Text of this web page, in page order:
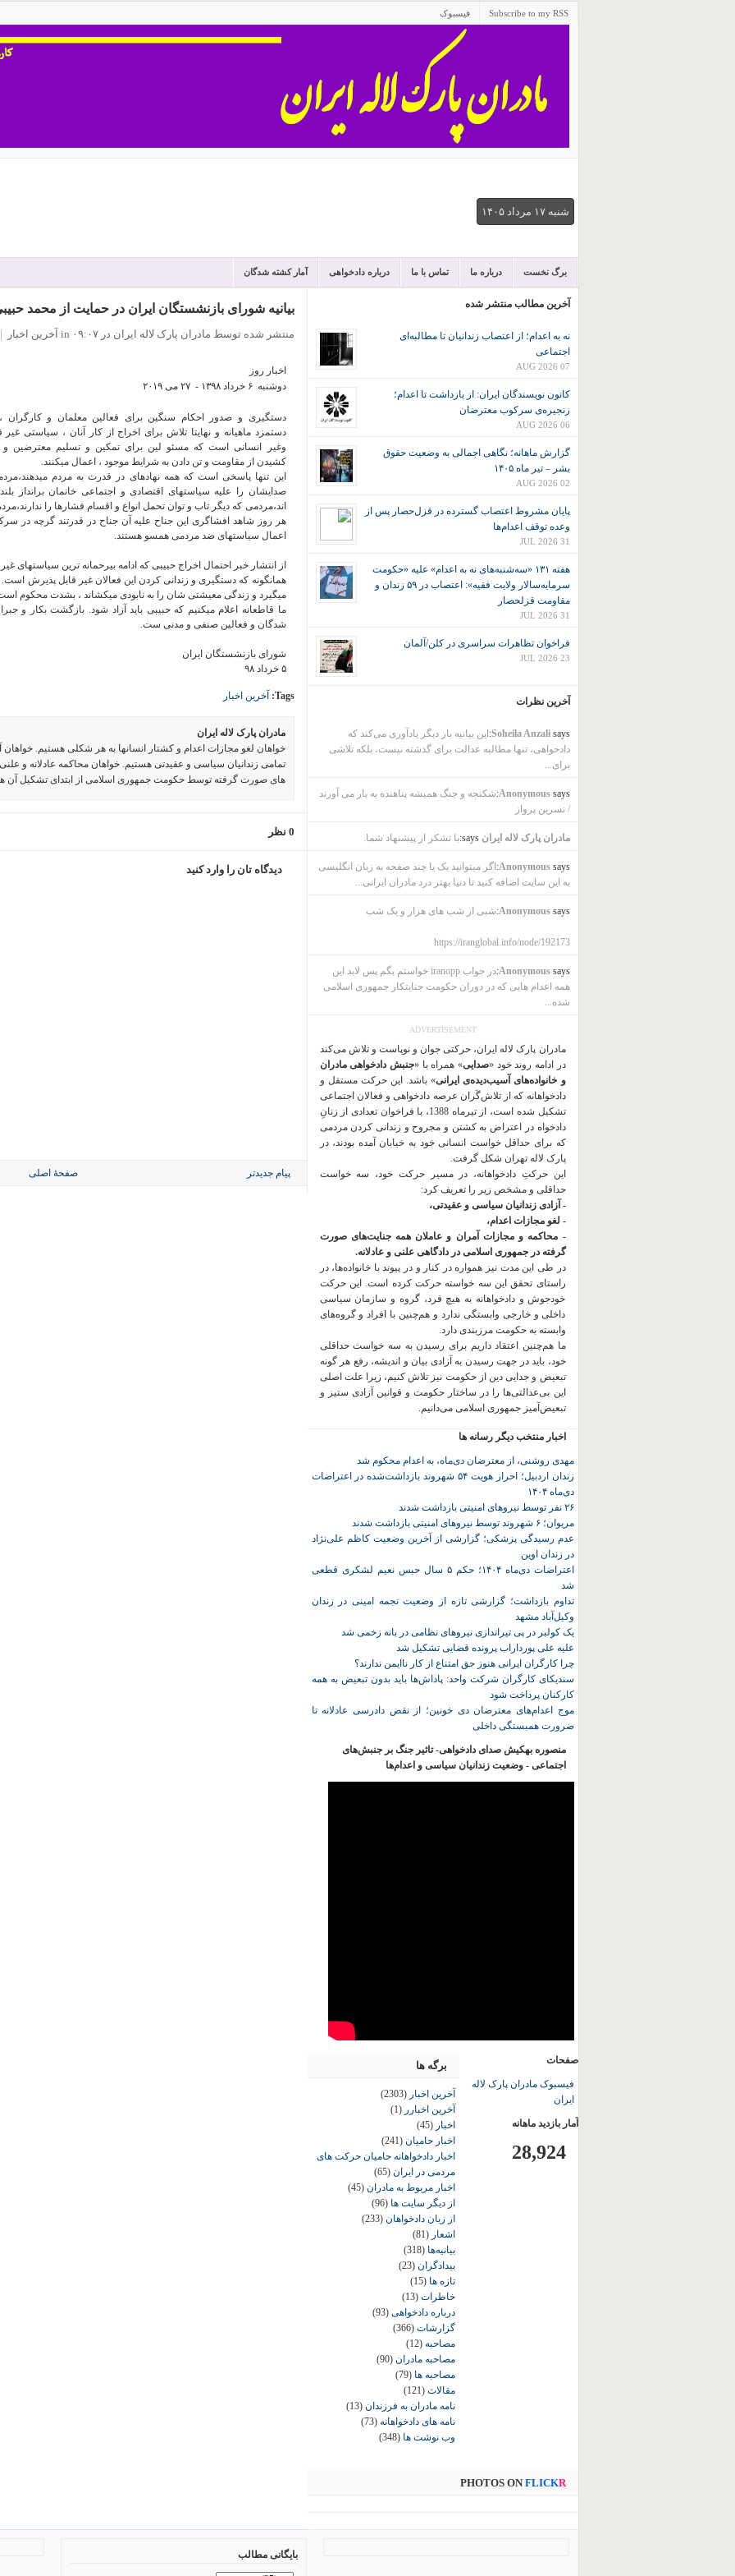
Subscribe to my RSS فیسبوک
شنبه ۱۷ مرداد ۱۴۰۵
برگ نخست درباره ما تماس با ما درباره دادخواهی آمار کشته شدگان
بیانیه شورای بازنشستگان ایران در حمایت از محمد
منتشر شده توسط مادران پارک لاله ایران در ۰۹:۰۷ in آخرین اخبار |
اخبار روز
دوشنبه ۶ خرداد ۱٣۹٨ - ۲۷ می ۲۰۱۹
دستگیری و صدور احکام سنگین برای فعالین معلمان و کارگران
دستمزد ماهیانه و نهایتا تلاش برای اخراج از کار آنان ، سیاستی غیر
وغیر انسانی است که مسئو لین برای تمکین و تسلیم معترضین
کشیدن از مقاومت و تن دادن به شرایط موجود ، اعمال میکنند.
این تنها پاسخی است که همه نهادهای در قدرت به مردم
صدایشان را علیه سیاستهای اقتصادی و اجتماعی خانمان برانداز
اند،مردمی که دیگر تاب و توان تحمل انواع و اقسام فشارها را
هر روز شاهد افشاگری این جناح علیه آن جناح در قدرتند گرچه در
اعمال سیاستهای ضد مردمی همسو هستند.
از انتشار خبر احتمال اخراج حبیبی که ادامه بیرحمانه ترین
همانگونه که دستگیری و زندانی کردن این فعالان غیر قابل پذیرش
میگیرد و زندگی معیشتی شان را به نابودی میکشاند ، بشدت محکوم
ما قاطعانه اعلام میکنیم که حبیبی باید آزاد شود. بازگشت بکار و
شدگان و فعالین صنفی و مدنی ست.
شورای بازنشستگان ایران
۵ خرداد ۹۸
Tags: آخرین اخبار
مادران پارک لاله ایران
خواهان لغو مجازات اعدام و کشتار انسانها به هر شکلی هستیم.
تمامی زندانیان سیاسی و عقیدتی هستیم. خواهان محاکمه عادلانه و
های صورت گرفته توسط حکومت جمهوری اسلامی از ابتدای تشکیل آن
0 نظر
دیدگاه تان را وارد کنید
پیام جدیدتر صفحهٔ اصلی
آخرین مطالب منتشر شده
نه به اعدام؛ از اعتصاب زندانیان تا مطالبه‌ای
اجتماعی
07 AUG 2026
کانون نويسندگان ايران: از بازداشت تا اعدام؛
زنجیره‌ی سرکوب معترضان
06 AUG 2026
گزارش ماهانه؛ نگاهی اجمالی به وضعیت حقوق
بشر – تیر ماه ۱۴۰۵
02 AUG 2026
پایان مشروط اعتصاب گسترده در قزل‌حصار پس از
وعده توقف اعدام‌ها
31 JUL 2026
هفته ۱۳۱ «سه‌شنبه‌های نه به اعدام» علیه «حکومت
سرمایه‌سالار ولایت فقیه»: اعتصاب در ۵۹ زندان و
مقاومت قزلحصار
31 JUL 2026
فراخوان تظاهرات سراسری در کلن/آلمان
23 JUL 2026
آخرین نظرات
Soheila Anzalisays:
این بیانیه بار دیگر یادآوری می‌کند که
دادخواهی، تنها مطالبه عدالت برای گذشته نیست، بلکه تلاشی
برای...
Anonymoussays:
شکنجه و جنگ همیشه پناهنده به بار می آورند
/ نسرین پرواز
مادران پارک لاله ایران says: با تشکر از پیشنهاد شما.
Anonymoussays:
اگر میتوانید یک یا چند صفحه به زبان انگلیسی
به این سایت اضافه کنید تا دنیا بهتر درد مادران ایرانی...
Anonymoussays: شبی از شب های هزار و یک شب
https://iranglobal.info/node/192173
Anonymoussays:
در جواب iranopp خواستم بگم پس لابد این
همه اعدام هایی که در دوران حکومت جنایتکار جمهوری اسلامی
شده...
ADVERTISEMENT
مادران پارک لاله ایران، حرکتی جوان و نوپاست و تلاش می‌کند
در ادامه روند خود «صدایی» همراه با «جنبش دادخواهی مادران
و خانواده‌های آسیب‌دیده‌ی ایرانی» باشد. این حرکت مستقل و
دادخواهانه که از تلاش‌گَران عرصه دادخواهی و فعالان اجتماعی
تشکیل شده است، از تیرماه 1388، با فراخوان تعدادی از زنانِ
دادخواه در اعتراض به کشتن و مجروح و زندانی کردن مردمی
که برای حداقل خواست انسانی خود به خیابان آمده بودند، در
پارک لاله تهران شکل گرفت.
این حرکتِ دادخواهانه، در مسیر حرکت خود، سه خواست
حداقلی و مشخص زیر را تعریف کرد:
- آزادی زندانیان سیاسی و عقیدتی،
- لغو مجازات اعدام،
- محاکمه و مجازات آمران و عاملان همه جنایت‌های صورت
گرفته در جمهوری اسلامی در دادگاهی علنی و عادلانه.
در طی این مدت نیز همواره در کنار و در پیوند با خانواده‌ها، در
راستای تحقق این سه خواسته حرکت کرده است. این حرکت
خودجوش و دادخواهانه به هیچ فرد، گروه و سازمان سیاسی
داخلی و خارجی وابستگی ندارد و هم‌چنین با افراد و گروه‌های
وابسته به حکومت مرزبندی دارد.
ما هم‌چنین اعتقاد داریم برای رسیدن به سه خواست حداقلی
خود، باید در جهت رسیدن به آزادی بیان و اندیشه، رفع هر گونه
تبعیض و جدایی دین از حکومت نیز تلاش کنیم، زیرا علت اصلی
این بی‌عدالتی‌ها را در ساختار حکومت و قوانین آزادی ستیز و
تبعیض‌آمیز جمهوری اسلامی می‌دانیم.
اخبار منتخب دیگر رسانه ها
مهدی روشنی، از معترضان دی‌ماه، به اعدام محکوم شد
زندان اردبیل؛ احراز هویت ۵۴ شهروند بازداشت‌شده در اعتراضات
دی‌ماه ۱۴۰۴
۲۶ نفر توسط نیروهای امنیتی بازداشت شدند
مریوان؛ ۶ شهروند توسط نیروهای امنیتی بازداشت شدند
عدم رسیدگی پزشکی؛ گزارشی از آخرین وضعیت کاظم علی‌نژاد
در زندان اوین
اعتراضات دی‌ماه ۱۴۰۴؛ حکم ۵ سال حبس نعیم لشکری قطعی
شد
تداوم بازداشت؛ گزارشی تازه از وضعیت نجمه امینی در زندان
وکیل‌آباد مشهد
یک کولبر در پی تیراندازی نیروهای نظامی در بانه زخمی شد
علیه علی پورداراب پرونده قضایی تشکیل شد
چرا کارگران ایرانی هنوز حق امتناع از کار ناایمن ندارند؟
سندیکای کارگران شرکت واحد: پاداش‌ها باید بدون تبعیض به همه
کارکنان پرداخت شود
موج اعدام‌های معترضان دی‌ خونین؛ از نقض دادرسی عادلانه تا
ضرورت همبستگی داخلی
منصوره بهکیش صدای دادخواهی- تاثیر جنگ بر جنبش‌های
اجتماعی - وضعیت زندانیان سیاسی و اعدام‌ها
برگه ها
آخرین اخبار (2303)
آخرین اخبارر (1)
اخبار (45)
اخبار حامیان (241)
اخبار دادخواهانه حامیان حرکت های
مردمی در ایران (65)
اخبار مربوط به مادران (45)
از دیگر سایت ها (96)
از زبان دادخواهان (233)
اشعار (81)
بیانیه‌ها (318)
بیدادگران (23)
تازه ها (15)
خاطرات (13)
درباره دادخواهی (93)
گزارشات (366)
مصاحبه (12)
مصاحبه مادران (90)
مصاحبه ها (79)
مقالات (121)
نامه مادران به فرزندان (13)
نامه های دادخواهانه (73)
وب نوشت ها (348)
صفحات
فیسبوک مادران پارک لاله
ایران
آمار بازدید ماهانه
28,924
PHOTOS ON FLICKR
بایگانی مطالب